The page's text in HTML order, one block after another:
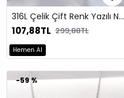
316L Çelik Çift Renk Yazılı Nomination Bileklik
107,88TL 299,88TL
Hemen Al
-59 %